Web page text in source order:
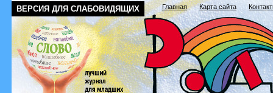
ВЕРСИЯ ДЛЯ СЛАБОВИДЯЩИХ Главная Карта сайта